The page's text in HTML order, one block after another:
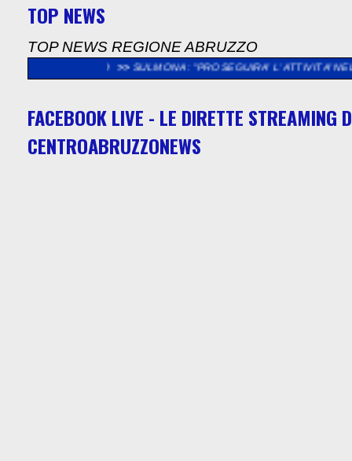
TOP NEWS
TOP NEWS REGIONE ABRUZZO
SULMONA: "PROSEGUIRA’ L’ ATTIVITA’ NELL’
FACEBOOK LIVE - LE DIRETTE STREAMING
CENTROABRUZZONEWS